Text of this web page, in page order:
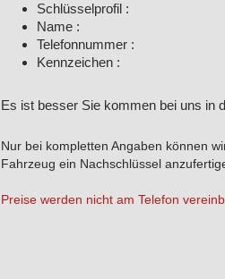
Schlüsselprofil :
Name :
Telefonnummer :
Kennzeichen :
Es ist besser Sie kommen bei uns in
Nur bei kompletten Angaben können
Fahrzeug ein Nachschlüssel
Preise werden nicht am Telefon